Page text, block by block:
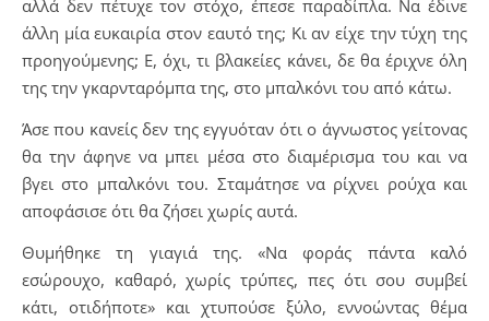
αλλά δεν πέτυχε τον στόχο, έπεσε παραδίπλα. Να έδινε
άλλη μία ευκαιρία στον εαυτό της; Κι αν είχε την τύχη της
προηγούμενης; Ε, όχι, τι βλακείες κάνει, δε θα έριχνε όλη
της την γκαρνταρόμπα της, στο μπαλκόνι του από κάτω.
Άσε που κανείς δεν της εγγυόταν ότι ο άγνωστος γείτονας
θα την άφηνε να μπει μέσα στο διαμέρισμα του και να
βγει στο μπαλκόνι του. Σταμάτησε να ρίχνει ρούχα και
αποφάσισε ότι θα ζήσει χωρίς αυτά.
Θυμήθηκε τη γιαγιά της. «Να φοράς πάντα καλό
εσώρουχο, καθαρό, χωρίς τρύπες, πες ότι σου συμβεί
κάτι, οτιδήποτε» και χτυπούσε ξύλο, εννοώντας θέμα